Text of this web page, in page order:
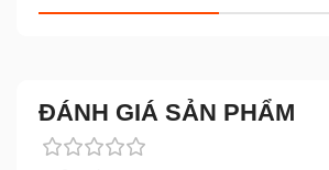
ĐÁNH GIÁ SẢN PHẨM